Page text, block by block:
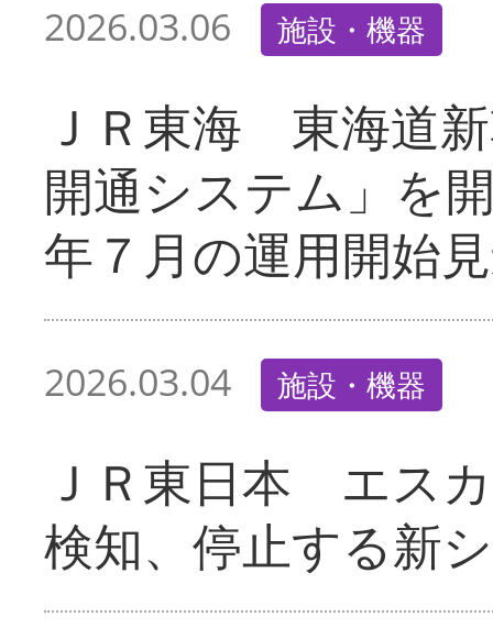
2026.03.06 施設・機器
ＪＲ東海 東海道
開通システム」を
年７月の運用開始
2026.03.04 施設・機器
ＪＲ東日本 エス
検知、停止する新